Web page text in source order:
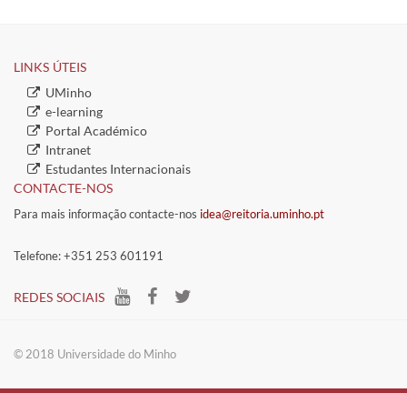
LINKS ÚTEIS​
​UMinho
​e-learning
​Portal Académico
​Intranet
​Estudantes Inter​​nacionais
CONTACTE-NOS
Para mais informação contacte-nos idea@reitoria.uminho.pt
Telefone: +351 253 601191
​REDES SOCIAIS​​
​​© 2018 Universidade do​ Minho​​​​​​​